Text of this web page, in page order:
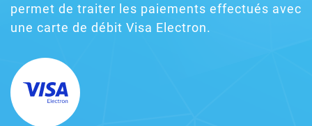
permet de traiter les paiements effectués avec
une carte de débit Visa Electron.